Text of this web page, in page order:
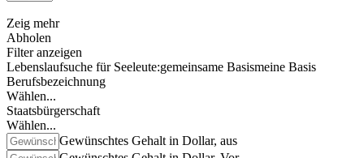
Zeig mehr
Abholen
Filter anzeigen
Lebenslaufsuche für Seeleute:gemeinsame Basismeine Basis
Berufsbezeichnung
Wählen...
Staatsbürgerschaft
Wählen...
Gewünschtes Gehalt in Dollar, aus